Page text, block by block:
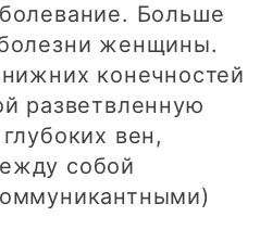
Больше
женщины.
конечностей
разветвленную
вен,
собой